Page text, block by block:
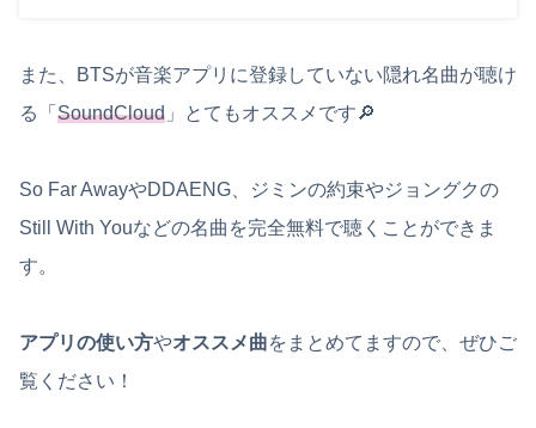
また、BTSが音楽アプリに登録していない隠れ名曲が聴け
る「 SoundCloud 」とてもオススメです🔎
So Far AwayやDDAENG、ジミンの約束やジョングクの
Still With Youなどの名曲を完全無料で聴くことができま
す。
アプリの使い方やオススメ曲をまとめてますので、ぜひご
覧ください！